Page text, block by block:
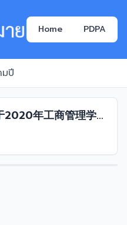
Home PDPA
ปี
年工商管理学士
（中国-东盟商务方
准通知